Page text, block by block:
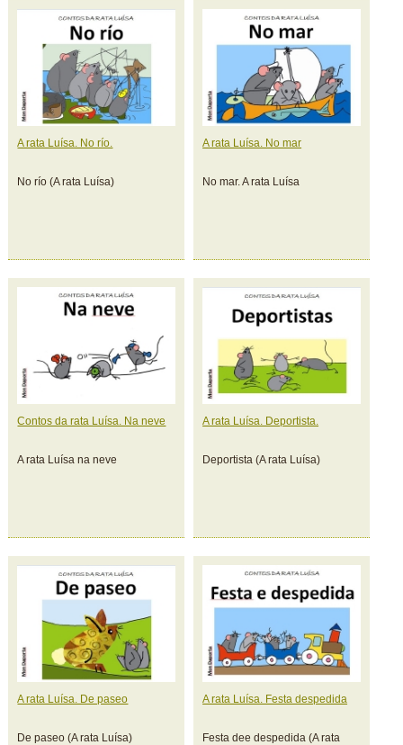
A rata Luísa. No río.
No río (A rata Luísa)
A rata Luísa. No mar
No mar. A rata Luísa
Contos da rata Luísa. Na neve
A rata Luísa na neve
A rata Luísa. Deportista.
Deportista (A rata Luísa)
A rata Luísa. De paseo
De paseo (A rata Luísa)
A rata Luísa. Festa despedida
Festa dee despedida (A rata